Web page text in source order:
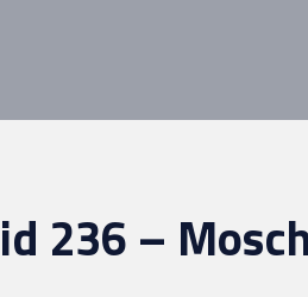
id 236 –